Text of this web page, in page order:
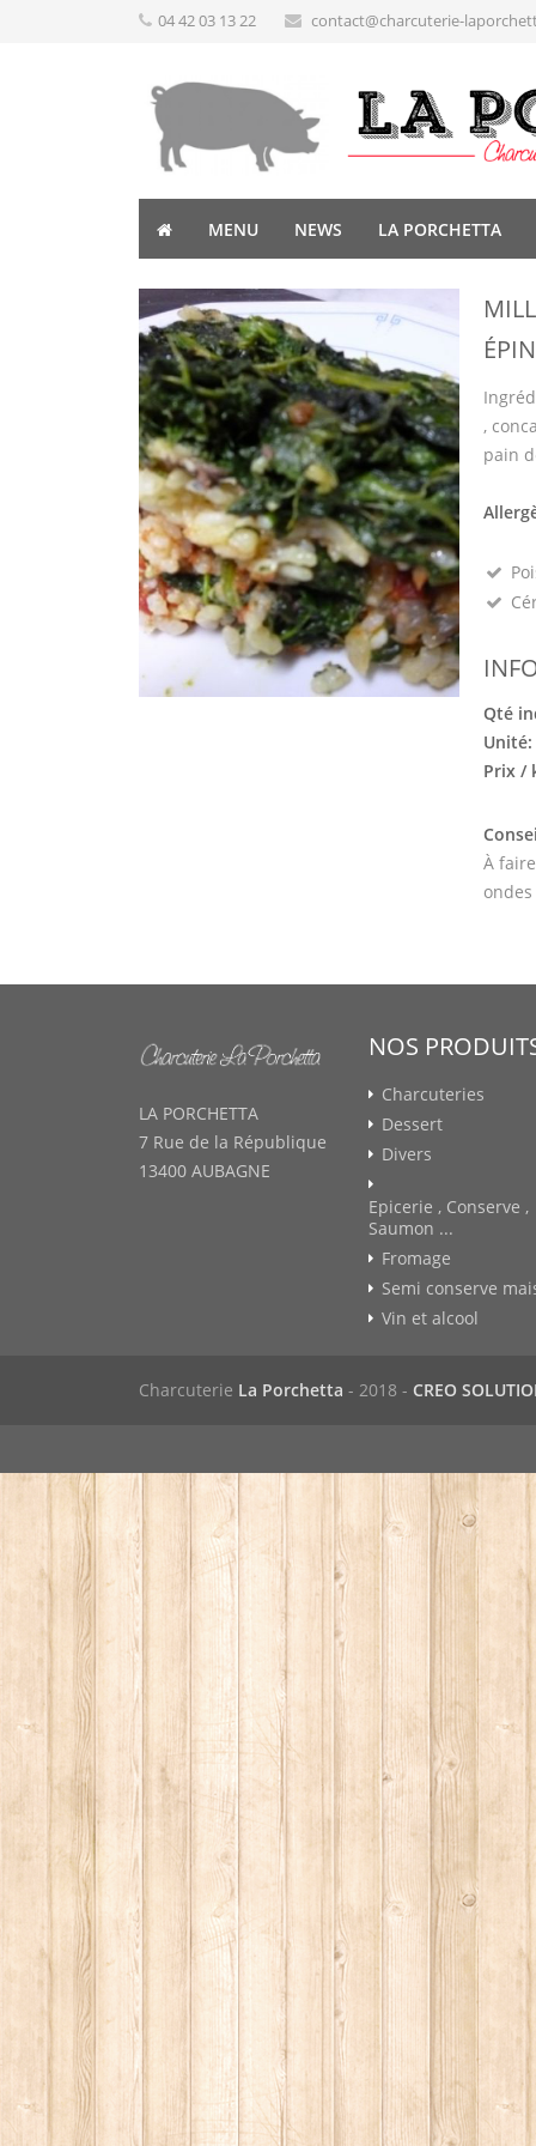
04 42 03 13 22 contact@charcuterie-
MENU NEWS LA PORCHETTA
,
pain
Qté
Unité:
Prix /
À
ondes
LA PORCHETTA
7 Rue de la République
13400 AUBAGNE
NOS
Charcuteries
Dessert
Divers
Epicerie , Conserve ,
Saumon ...
Fromage
Semi conserve
Vin et alcool
Charcuterie La Porchetta - 2018 - CREO